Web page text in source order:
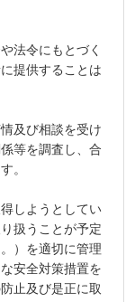
法令にもとづく
提供することは
及び相談を受け
等を調査し、合
。
しようとしてい
扱うことが予定
）を適切に管理
安全対策措置を
止及び是正に取